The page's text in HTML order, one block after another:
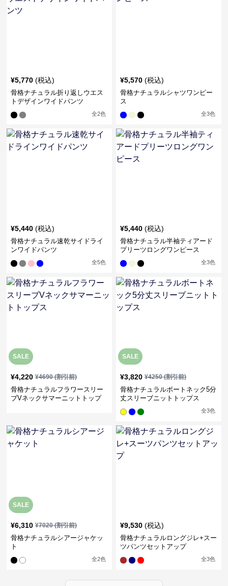
¥5,770 (税込)
骨格ナチュラル折り返しウエス
トデザインワイドパンツ
全2色
¥5,570 (税込)
骨格ナチュラルシャツワンピー
ス
全3色
¥5,440 (税込)
骨格ナチュラル速乾サイドライ
ンワイドパンツ
全5色
¥5,440 (税込)
骨格ナチュラル半袖ティアード
プリーツロングワンピース
全3色
SALE
¥4,220 ¥4690(割引前)
骨格ナチュラルフラワースリー
ブVネックサマーニットトップ
SALE
¥3,820 ¥4250(割引前)
骨格ナチュラルボートネック5分
丈スリーブニットトップス
全3色
SALE
¥6,310 ¥7020(割引前)
骨格ナチュラルシアージャケッ
ト
全2色
¥9,530 (税込)
骨格ナチュラルロングジレ+スー
ツパンツセットアップ
全3色